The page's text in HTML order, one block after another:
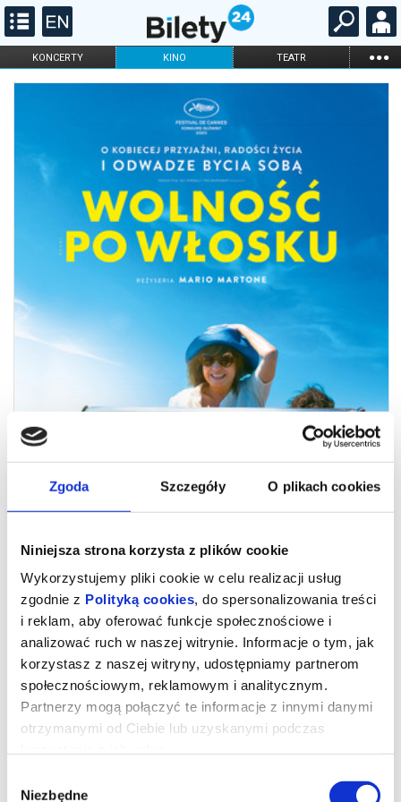
Zgoda Szczegóły O plikach cookies
Niniejsza strona korzysta z plików cookie
Wykorzystujemy pliki cookie w celu realizacji usług
zgodnie z Polityką cookies, do spersonalizowania treści
i reklam, aby oferować funkcje społecznościowe i
analizować ruch w naszej witrynie. Informacje o tym, jak
korzystasz z naszej witryny, udostępniamy partnerom
społecznościowym, reklamowym i analitycznym.
Partnerzy mogą połączyć te informacje z innymi danymi
otrzymanymi od Ciebie lub uzyskanymi podczas
zgody
Niezbędne
KONCERTY KINO TEATR ...
FILHARMONIA OPERA I BALET
ONLINE
Wolność po włosku - napisy
Najnowszy film Mario Martone („Nostalgia”) to elektryzujący
portret Goliardy Sapienzy – złodziejki, kochanki, więźniarki,
współczesnych włoskich pisarek. Ta dojrzała, wyzwolona kobieta
wrażliwości i pasji, a przede wszystkim nie daje sobie odebrać
prawa do życia na własnych zasadach. W postać Sapienzy wciela